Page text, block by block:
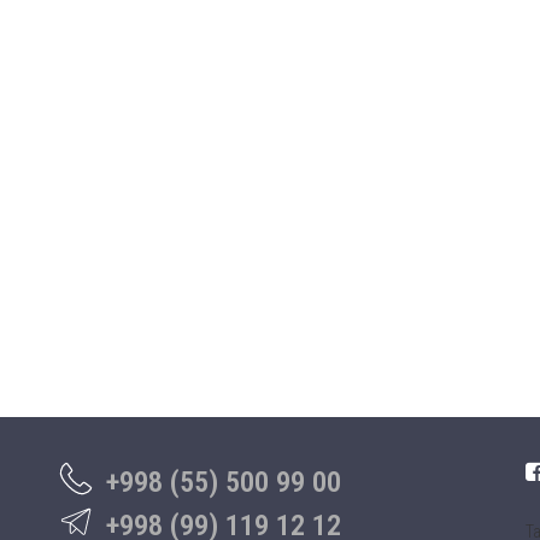
+998 (55) 500 99 00
+998 (99) 119 12 12